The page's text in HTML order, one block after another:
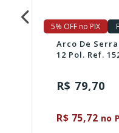
5% OFF no PIX
Arco De
12 Pol. Ref.
R$ 79,70
R$ 75,72 no